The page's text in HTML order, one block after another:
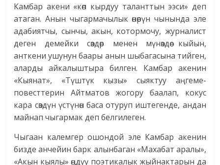
Камбар акени «көп кырдуу таланттын ээси» деп
атаган. Анын чыгармачылык өнөрүн чынында эле
адабиятчы, сынчы, акын, котормочу, журналист
деген демейки сөздөр менен мүнөздөө кыйын,
анткени ушунун баары анын шыбагасына тийген,
аларды айкалыштыра билген. Камбар акенин
«Кыянат», «Түштүк кызы» сыяктуу аңгеме-
повесттерин Айтматов жогору баалап, кокус
кара сөздүн үстүнөн баса отуруп иштегенде, андан
майнап чыгармак деп белгилеген.
Чыгаан калемгер ошондой эле Камбар акенин
бизде анчейин барк алынбаган «Махабат аралы»,
«Акын кыялы» өңдүү поэтикалык жыйнактарын да